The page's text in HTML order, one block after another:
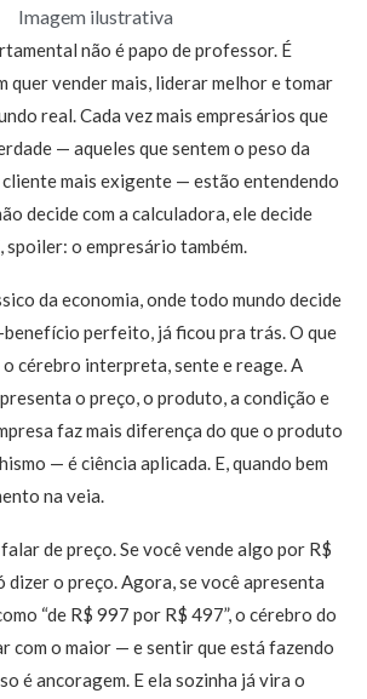
Imagem ilustrativa
não é papo de professor. É
quer vender mais, liderar melhor e tomar
real. Cada vez mais empresários que
— aqueles que sentem o peso da
mais exigente — estão entendendo
decide com a calculadora, ele decide
spoiler: o empresário também.
da economia, onde todo mundo decide
benefício perfeito, já ficou pra trás. O que
o cérebro interpreta, sente e reage. A
o preço, o produto, a condição e
faz mais diferença do que o produto
— é ciência aplicada. E, quando bem
na veia.
de preço. Se você vende algo por R$
dizer o preço. Agora, se você apresenta
“de R$ 997 por R$ 497”, o cérebro do
com o maior — e sentir que está fazendo
é ancoragem. E ela sozinha já vira o